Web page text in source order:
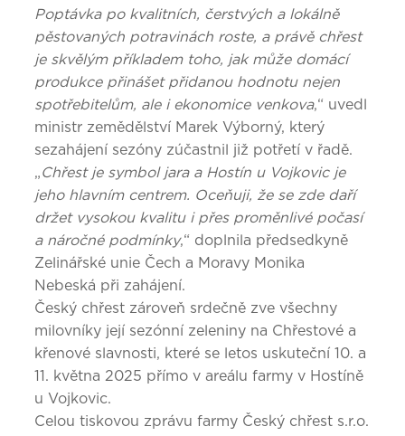
Poptávka po kvalitních, čerstvých a lokálně
pěstovaných potravinách roste, a právě chřest
je skvělým příkladem toho, jak může domácí
produkce přinášet přidanou hodnotu nejen
spotřebitelům, ale i ekonomice venkova,“ uvedl
ministr zemědělství Marek Výborný, který
sezahájení sezóny zúčastnil již potřetí v řadě.
„Chřest je symbol jara a Hostín u Vojkovic je
jeho hlavním centrem. Oceňuji, že se zde daří
držet vysokou kvalitu i přes proměnlivé počasí
a náročné podmínky,“ doplnila předsedkyně
Zelinářské unie Čech a Moravy Monika
Nebeská při zahájení.
Český chřest zároveň srdečně zve všechny
milovníky její sezónní zeleniny na Chřestové a
křenové slavnosti, které se letos uskuteční 10. a
11. května 2025 přímo v areálu farmy v Hostíně
u Vojkovic.
Celou tiskovou zprávu farmy Český chřest s.r.o.